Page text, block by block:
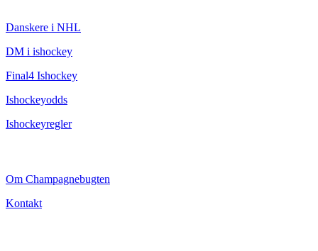
Danskere i NHL
DM i ishockey
Final4 Ishockey
Ishockeyodds
Ishockeyregler
Om Champagnebugten
Kontakt